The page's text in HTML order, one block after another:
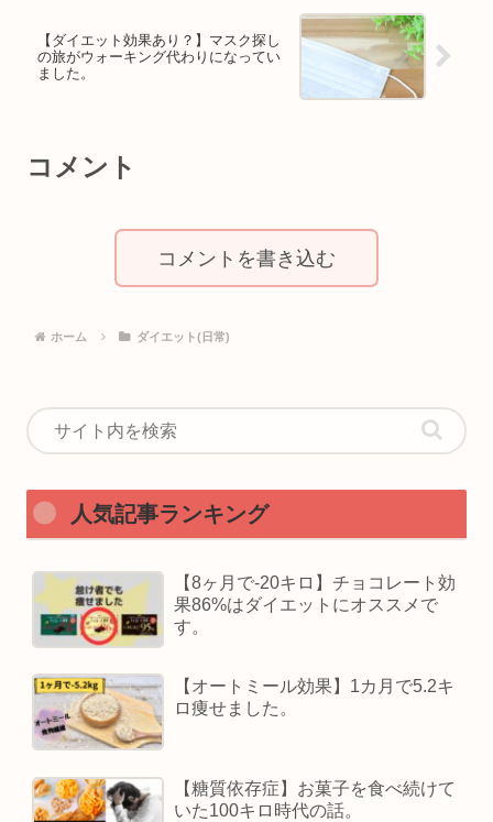
【ダイエット効果あり？】マスク探し
の旅がウォーキング代わりになってい
ました。
コメント
コメントを書き込む
ホーム ダイエット(日常)
人気記事ランキング
【8ヶ月で-20キロ】チョコレート効
果86%はダイエットにオススメで
す。
【オートミール効果】1カ月で5.2キ
ロ痩せました。
【糖質依存症】お菓子を食べ続けて
いた100キロ時代の話。